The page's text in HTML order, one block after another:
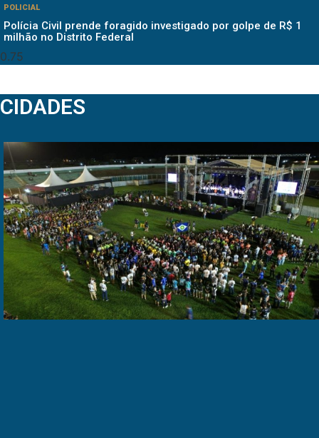
POLICIAL
Polícia Civil prende foragido investigado por golpe de R$ 1
milhão no Distrito Federal
CIDADES